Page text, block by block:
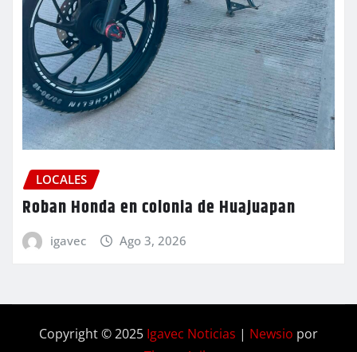
LOCALES
Roban Honda en colonia de Huajuapan
igavec Ago 3, 2026
Copyright © 2025 Igavec Noticias | Newsio por